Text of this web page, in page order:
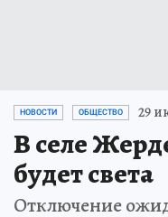
НОВОСТИ ОБЩЕСТВО 29
В селе
будет света
Отключение